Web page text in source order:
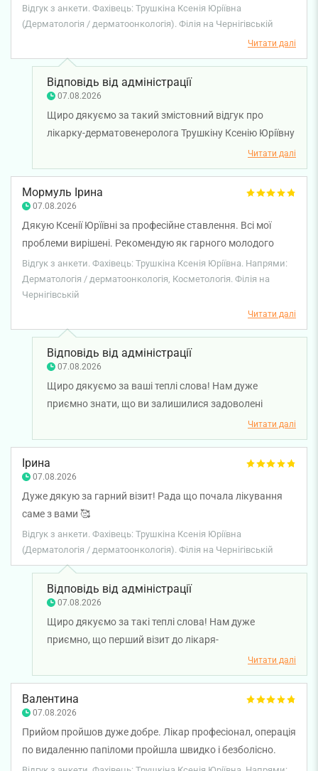
захворювань моєї 83-річної мами. Я отримала цінну
допомогу вчасно. Клініка зустрічає привітними
адміністраторами, створена загальна позитивна
атмосфера, що неабияк заспокоює. Пропозиції
здійснюються без тиску.
Відгук з анкети. Фахівець: Трушкіна Ксенія Юріївна
(Дерматологія / дерматоонкологія). Філія на Чернігівській
Читати далі
Відповідь від адміністрації
07.08.2026
Щиро дякуємо за такий змістовний відгук про
лікарку-дерматовенеролога Трушкіну Ксенію Юріївну
та нашу команду. Особливо приємно знати, що ви
відчули уважне ставлення, отримали необхідну
допомогу вчасно, а атмосфера в клініці додала
спокою та впевненості. Бажаємо вам міцного
здоров’я!
Читати далі
Мормуль Ірина
07.08.2026
Дякую Ксенії Юрїївні за професійне ставлення. Всі мої
проблеми вирішені. Рекомендую як гарного молодого
спеціаліста.
Відгук з анкети. Фахівець: Трушкіна Ксенія Юріївна. Напрями:
Дерматологія / дерматоонкологія, Косметологія. Філія на
Чернігівській
Читати далі
Відповідь від адміністрації
07.08.2026
Щиро дякуємо за ваші теплі слова! Нам дуже
приємно знати, що ви залишилися задоволені
результатом лікування у лікаря-дерматовенеролога
Ксенії Трушкіної та високо оцінили її професійний
підхід. Бажаємо вам міцного здоров’я та гарного
самопочуття!
Читати далі
Ірина
07.08.2026
Дуже дякую за гарний візит! Рада що почала лікування
саме з вами 🥰
Відгук з анкети. Фахівець: Трушкіна Ксенія Юріївна
(Дерматологія / дерматоонкологія). Філія на Чернігівській
Відповідь від адміністрації
07.08.2026
Щиро дякуємо за такі теплі слова! Нам дуже
приємно, що перший візит до лікаря-
дерматовенеролога Трушкіної Ксенії залишив хороші
враження і ви довірили нам початок свого
Читати далі
Валентина
07.08.2026
Прийом пройшов дуже добре. Лікар професіонал, операція
по видаленню папіломи пройшла швидко і безболісно.
Дякую.☺️